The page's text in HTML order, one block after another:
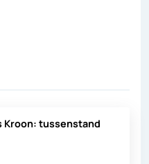
Kroon: tussenstand